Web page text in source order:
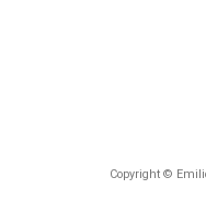
Copyright ©